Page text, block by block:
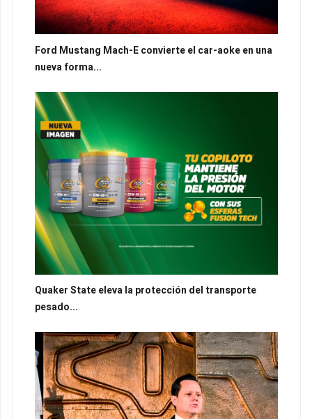
Ford Mustang Mach-E convierte el car-aoke en una
nueva forma...
Quaker State eleva la protección del transporte
pesado...